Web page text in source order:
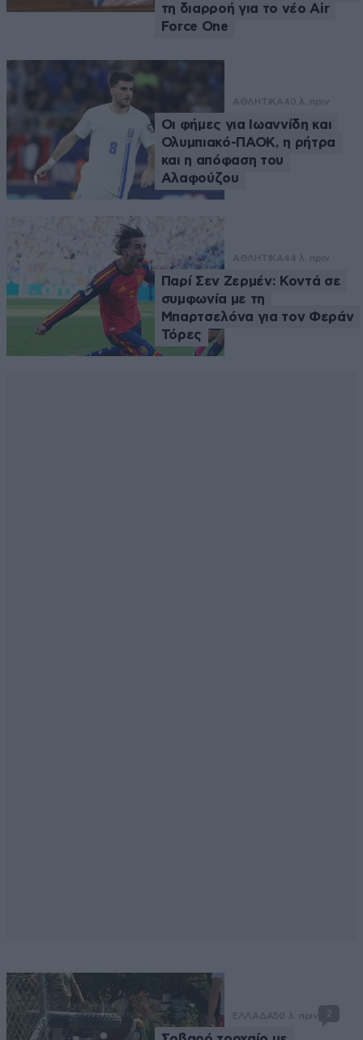
τη διαρροή για το νέο Air
Force One
ΑΘΛΗΤΙΚΑ40 λ. πριν
Οι φήμες για Ιωαννίδη και
Ολυμπιακό-ΠΑΟΚ, η ρήτρα
και η απόφαση του
Αλαφούζου
ΑΘΛΗΤΙΚΑ44 λ. πριν
Παρί Σεν Ζερμέν: Κοντά σε
συμφωνία με τη
Μπαρτσελόνα για τον Φεράν
Τόρες
ΕΛΛΑΔΑ50 λ. πριν 2